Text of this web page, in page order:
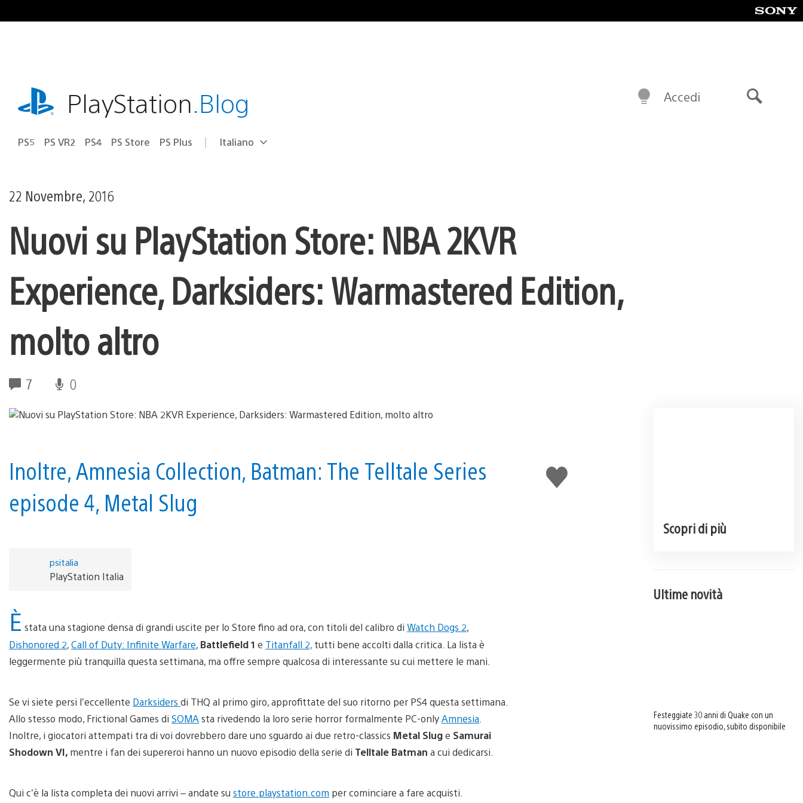
al
playstation.comPlayStation.Blog
PS5 PS VR2 PS4 PS Store PS Plus Seleziona
Regione
Italiano
Accedi
22 Novembre, 2016
Nuovi su PlayStation Store: NBA 2KVR
Experience, Darksiders: Warmastered Edition,
molto altro
7 0
Mi
piace
Inoltre, Amnesia Collection, Batman: The Telltale Series
episode 4, Metal Slug
psitalia
PlayStation Italia
È stata una stagione densa di grandi uscite per lo Store fino ad ora, con titoli del calibro di Watch Dogs 2,
Dishonored 2,Call of Duty: Infinite Warfare, Battlefield 1 e Titanfall 2, tutti bene accolti dalla critica. La lista è
leggermente più tranquilla questa settimana, ma offre sempre qualcosa di interessante su cui mettere le mani.
Se vi siete persi l’eccellente Darksiders di THQ al primo giro, approfittate del suo ritorno per PS4 questa settimana.
Allo stesso modo, Frictional Games di SOMAsta rivedendo la loro serie horror formalmente PC-onlyAmnesia
Inoltre, i giocatori attempati tra di voi dovrebbero dare uno sguardo ai due retro-classics Metal Sluge Samurai
Shodown VI, mentre i fan dei supereroi hanno un nuovo episodio della serie di Telltale Batman a cui dedicarsi.
Qui c’è la lista completa dei nuovi arrivi – andate su store.playstation.com per cominciare a fare acquisti.
Scopri di più
Ultime novità
Festeggiate 30 anni di Quake con un
nuovissimo episodio, subito disponibile